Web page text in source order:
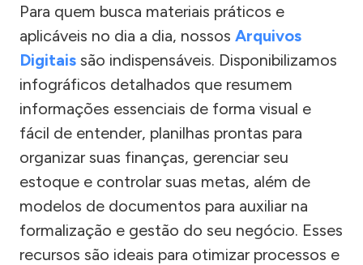
Para quem busca materiais práticos e
aplicáveis no dia a dia, nossos Arquivos
Digitais são indispensáveis. Disponibilizamos
infográficos detalhados que resumem
informações essenciais de forma visual e
fácil de entender, planilhas prontas para
organizar suas finanças, gerenciar seu
estoque e controlar suas metas, além de
modelos de documentos para auxiliar na
formalização e gestão do seu negócio. Esses
recursos são ideais para otimizar processos e